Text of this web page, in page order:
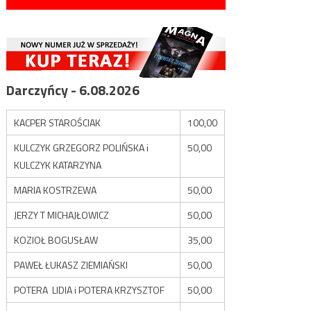
Darczyńcy - 6.08.2026
KACPER STAROŚCIAK
100,00
KULCZYK GRZEGORZ POLIŃSKA i
KULCZYK KATARZYNA
50,00
MARIA KOSTRZEWA
50,00
JERZY T MICHAJŁOWICZ
50,00
KOZIOŁ BOGUSŁAW
35,00
PAWEŁ ŁUKASZ ZIEMIAŃSKI
50,00
POTERA LIDIA i POTERA KRZYSZTOF
50,00